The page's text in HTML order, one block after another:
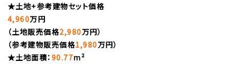
★土地+参考建物セット価格
4,960万円
（土地販売価格2,980万円）
（参考建物販売価格1,980万円）
★土地面積： 90.77m²